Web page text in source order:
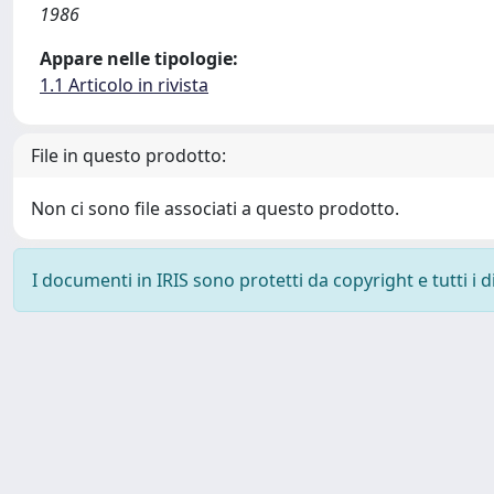
1986
Appare nelle tipologie:
1.1 Articolo in rivista
File in questo prodotto:
Non ci sono file associati a questo prodotto.
I documenti in IRIS sono protetti da copyright e tutti i